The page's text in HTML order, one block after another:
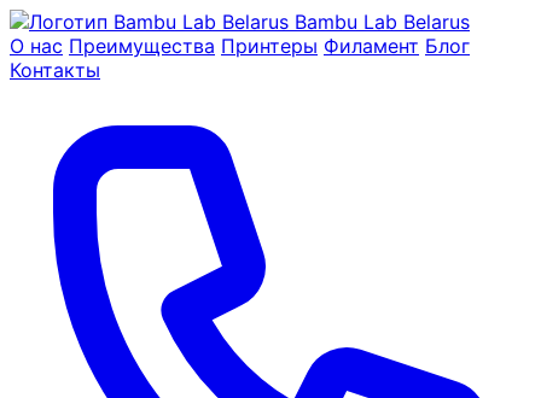
Bambu Lab Belarus
О нас Преимущества Принтеры Филамент Блог
Контакты